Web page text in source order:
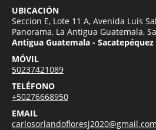
UBICACIÓN
Seccion E, Lote 11 A, Avenida Luis
Panorama, La Antigua Guatemala,
Antigua Guatemala -
MÓVIL
50237421089
TELÉFONO
+50276668950
EMAIL
carlosorlandofloresj2020@gmail.com